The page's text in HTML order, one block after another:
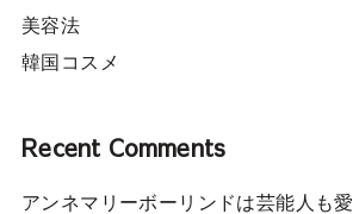
美容法
韓国コスメ
Recent Comments
アンネマリーボーリンドは芸能人も